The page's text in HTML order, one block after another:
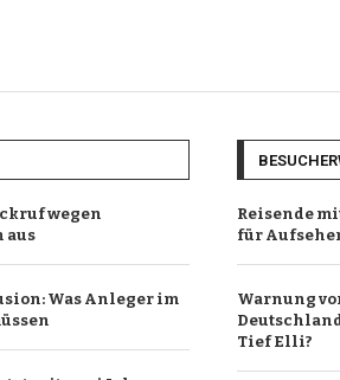
wegen
aus
Was Anleger im
Reisende
für
Warnung
Tief Elli?